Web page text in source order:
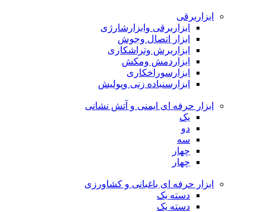
ابزاربرقی
ابزاربرقی وابزارشارژی
ابزار اتصال وجوش
ابزاربرش وتراشکاری
ابزاردمش ومکش
ابزارسوراخکاری
ابزارسنباده زنی وپولیش
ابزار حرفه ای ایمنی و آتش نشانی
یک
دو
سه
چهار
چهار
ابزار حرفه ای باغبانی و کشاورزی
دسته یک
دسته یک